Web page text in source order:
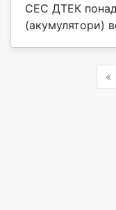
СЕС ДТЕК понад
(акумулятори)
«